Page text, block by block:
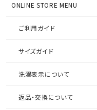
ONLINE STORE MENU
ご利用ガイド
サイズガイド
洗濯表示について
返品・交換について